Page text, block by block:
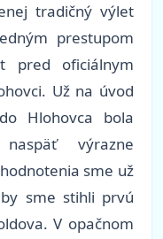
tradičný výlet
prestupom
pred oficiálnym
Už na úvod
Hlohovca bola
výrazne
sme už
sme stihli prvú
V opačnom